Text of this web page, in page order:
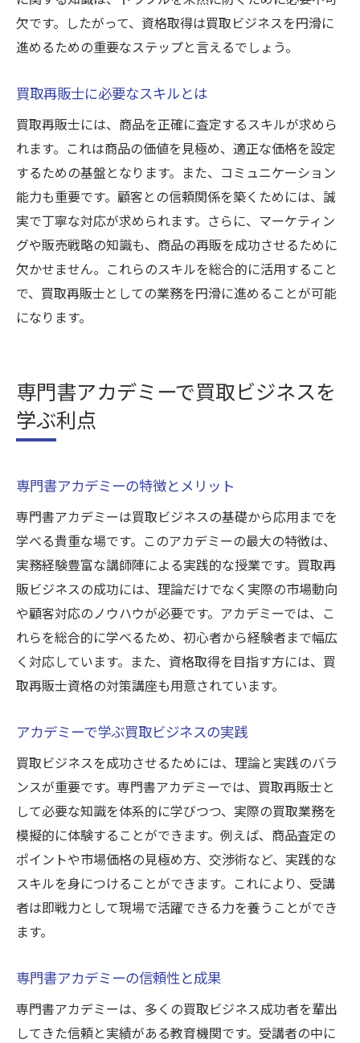
欠です。したがって、資格取得は買取ビジネスを円滑に
進めるための重要なステップと言えるでしょう。
買取再販士に必要なスキルとは
買取再販士には、商品を正確に査定するスキルが求めら
れます。これは商品の価値を見極め、適正な価格を設定
するための基盤となります。また、コミュニケーション
能力も重要です。顧客との信頼関係を築くためには、誠
実で丁寧な対応が求められます。さらに、マーケティン
グや販売戦略の知識も、商品の再販を成功させるために
欠かせません。これらのスキルを総合的に活用すること
で、買取再販士としての業務を円滑に進めることが可能
になります。
専門書アカデミーで買取ビジネスを
学ぶ利点
専門書アカデミーの特徴とメリット
専門書アカデミーは買取ビジネスの基礎から応用までを
学べる貴重な場です。このアカデミーの最大の特徴は、
実務経験豊富な講師陣による実践的な授業です。買取再
販ビジネスの成功には、理論だけでなく実際の市場動向
や顧客対応のノウハウが必要です。アカデミーでは、こ
れらを総合的に学べるため、初心者から経験者まで幅広
く対応しています。また、資格取得を目指す方には、買
取再販士資格の対策講座も用意されています。
アカデミーで学ぶ買取ビジネスの実践
買取ビジネスを成功させるためには、理論と実践のバラ
ンスが重要です。専門書アカデミーでは、買取再販士と
して必要な知識を体系的に学びつつ、実際の買取業務を
模擬的に体験することができます。例えば、商品査定の
ポイントや市場価格の見極め方、交渉術など、実践的な
スキルを身につけることができます。これにより、受講
者は即戦力として現場で活躍できる力を養うことができ
ます。
専門書アカデミーの信頼性と成果
専門書アカデミーは、多くの買取ビジネス成功者を輩出
してきた信頼と実績がある教育機関です。受講者の中に